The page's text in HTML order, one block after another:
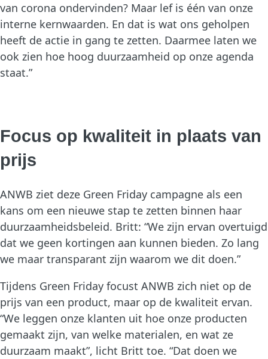
van corona ondervinden? Maar lef is één van onze
interne kernwaarden. En dat is wat ons geholpen
heeft de actie in gang te zetten. Daarmee laten we
ook zien hoe hoog duurzaamheid op onze agenda
staat.”
Focus op kwaliteit in plaats van
prijs
ANWB ziet deze Green Friday campagne als een
kans om een nieuwe stap te zetten binnen haar
duurzaamheidsbeleid. Britt: “We zijn ervan overtuigd
dat we geen kortingen aan kunnen bieden. Zo lang
we maar transparant zijn waarom we dit doen.”
Tijdens Green Friday focust ANWB zich niet op de
prijs van een product, maar op de kwaliteit ervan.
“We leggen onze klanten uit hoe onze producten
gemaakt zijn, van welke materialen, en wat ze
duurzaam maakt”, licht Britt toe. “Dat doen we